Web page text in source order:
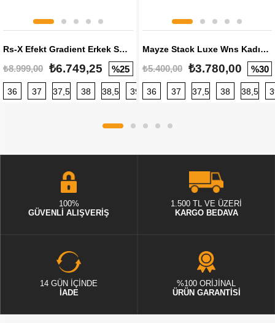
Rs-X Efekt Gradient Erkek Sneaker
₺8.999,00 ₺6.749,25 %25
36 37 37,5 38 38,5 39 40 40,5 41 42 42,5
Mayze Stack Luxe Wns Kadın Sneaker
₺5.400,00 ₺3.780,00 %30
36 37 37,5 38 38,5
100%
GÜVENLİ ALIŞVERİŞ
1.500 TL VE ÜZERİ
KARGO BEDAVA
14 GÜN İÇİNDE
İADE
%100 ORİJİNAL
ÜRÜN GARANTİSİ